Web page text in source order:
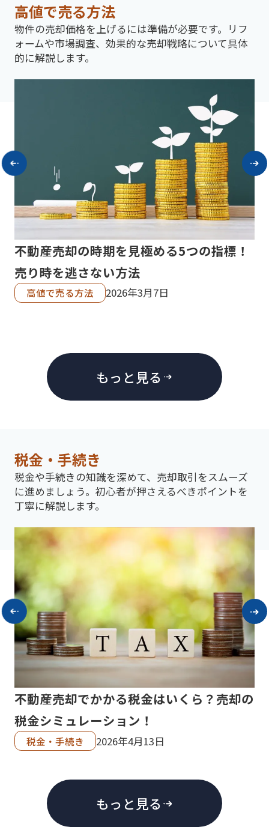
高値で売る方法
物件の売却価格を上げるには準備が必要です。リフ
ォームや市場調査、効果的な売却戦略について具体
的に解説します。
不動産売却の時期を見極める5つの指標！
売り時を逃さない方法
高値で売る方法 2026年3月7日
もっと見る
税金・手続き
税金や手続きの知識を深めて、売却取引をスムーズ
に進めましょう。初心者が押さえるべきポイントを
丁寧に解説します。
不動産売却でかかる税金はいくら？売却の
税金シミュレーション！
税金・手続き 2026年4月13日
もっと見る